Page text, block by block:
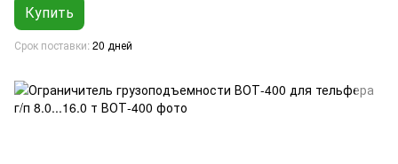
Купить
Срок поставки 20 дней